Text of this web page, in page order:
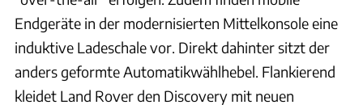
Endgeräte in der modernisierten Mittelkonsole eine
induktive Ladeschale vor. Direkt dahinter sitzt der
anders geformte Automatikwählhebel. Flankierend
kleidet Land Rover den Discovery mit neuen